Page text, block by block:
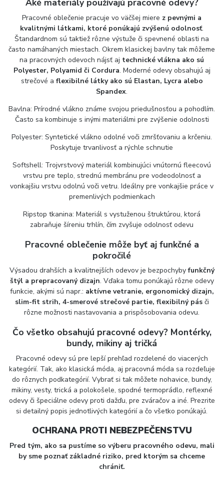
Aké materiály používajú pracovné odevy?
Pracovné oblečenie pracuje vo väčšej miere z pevnými a
kvalitnými látkami, ktoré ponúkajú zvýšenú odolnosť.
Štandardnom sú taktiež rôzne výstuže či spevnené oblasti na
často namáhaných miestach. Okrem klasickej bavlny tak môžeme
na pracovných odevoch nájsť aj technické vlákna ako sú
Polyester, Polyamid či Cordura. Moderné odevy obsahujú aj
strečové a flexibilné látky ako sú Elastan, Lycra alebo
Spandex.
Bavlna: Prírodné vlákno známe svojou priedušnosťou a pohodlím.
Často sa kombinuje s inými materiálmi pre zvýšenie odolnosti
Polyester: Syntetické vlákno odolné voči zmršťovaniu a krčeniu.
Poskytuje trvanlivosť a rýchle schnutie
Softshell: Trojvrstvový materiál kombinujúci vnútornú fleecovú
vrstvu pre teplo, strednú membránu pre vodeodolnosť a
vonkajšiu vrstvu odolnú voči vetru. Ideálny pre vonkajšie práce v
premenlivých podmienkach
Ripstop tkanina: Materiál s vystuženou štruktúrou, ktorá
zabraňuje šíreniu trhlín, čím zvyšuje odolnosť odevu
Pracovné oblečenie môže byť aj funkčné a
pokročilé
Výsadou drahších a kvalitnejších odevov je bezpochybyfunkčný
štýl a prepracovaný dizajn. Vďaka tomu ponúkajú rôzne odevy
funkcie, akými sú napr.: aktívne vetranie, ergonomický dizajn,
slim-fit strih, 4-smerové strečové partie, flexibilný pásči
rôzne možnosti nastavovania a prispôsobovania odevu.
Čo všetko obsahujú pracovné odevy? Montérky,
bundy, mikiny aj tričká
Pracovné odevy sú pre lepší prehľad rozdelené do viacerých
kategórií. Tak, ako klasická móda, aj pracovná móda sa rozdeľuje
do rôznych podkategórií. Vybrať si tak môžete nohavice, bundy,
mikiny, vesty, trická a polokošele, spodné termoprádlo, reflexné
odevy či špeciálne odevy proti dažďu, pre zváračov a iné. Prezrite
si detailný popis jednotlivých kategórií a čo všetko ponúkajú.
OCHRANA PROTI NEBEZPEČENSTVU
Pred tým, ako sa pustíme so výberu pracovného odevu, mali
by sme poznať základné riziko, pred ktorým sa chceme
chrániť.